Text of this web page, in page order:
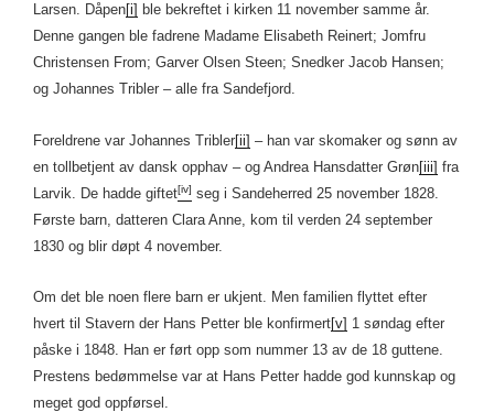
Larsen. Dåpen[i] ble bekreftet i kirken 11 november samme år.
Denne gangen ble fadrene Madame Elisabeth Reinert; Jomfru
Christensen From; Garver Olsen Steen; Snedker Jacob Hansen;
og Johannes Tribler – alle fra Sandefjord.
Foreldrene var Johannes Tribler[ii] – han var skomaker og sønn av
en tollbetjent av dansk opphav – og Andrea Hansdatter Grøn[iii] fra
Larvik. De hadde giftet[iv] seg i Sandeherred 25 november 1828.
Første barn, datteren Clara Anne, kom til verden 24 september
1830 og blir døpt 4 november.
Om det ble noen flere barn er ukjent. Men familien flyttet efter
hvert til Stavern der Hans Petter ble konfirmert[v] 1 søndag efter
påske i 1848. Han er ført opp som nummer 13 av de 18 guttene.
Prestens bedømmelse var at Hans Petter hadde god kunnskap og
meget god oppførsel.